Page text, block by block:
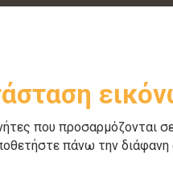
που προσαρμόζονται
πάνω την διάφανη